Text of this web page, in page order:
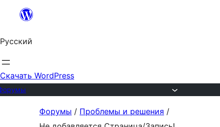
Перейти
содержимому
Русский
Скачать WordPress
Форумы / Проблемы и решения /